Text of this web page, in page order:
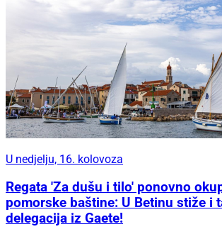
U nedjelju, 16. kolovoza
Regata 'Za dušu i tilo' ponovno
pomorske baštine: U Betinu stiže i
delegacija iz Gaete!